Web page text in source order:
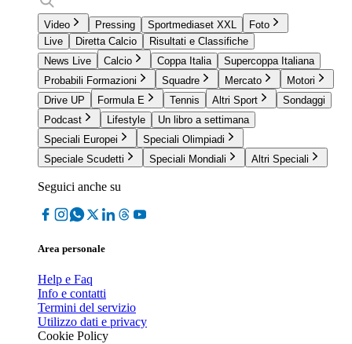
Video Pressing Sportmediaset XXL
Foto
Live
Diretta Calcio
Risultati e Classifiche
News Live
Calcio Coppa Italia
Supercoppa Italiana
Probabili Formazioni
Squadre Mercato
Motori
Drive UP
Formula E Tennis Altri Sport
Sondaggi
Podcast
Lifestyle
Un libro a settimana
Speciali Europei
Speciali Olimpiadi
Speciale Scudetti
Speciali Mondiali Altri Speciali
Seguici anche su
Area personale
Help e Faq
Info e contatti
Termini del servizio
Utilizzo dati e privacy
Cookie Policy